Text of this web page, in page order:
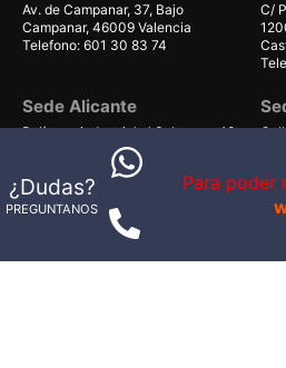
¿Dudas?
PREGUNTANOS
Para
Av. de Campanar, 37, Bajo
Campanar, 46009 Valencia
Telefono: 601 30 83 74
C/
Sede Alicante
Polígono industrial el Salt, nave 13
03550 Sant Joan d'Alacant,
Telefono: 644 35 04 03
Sede Gran Canaria